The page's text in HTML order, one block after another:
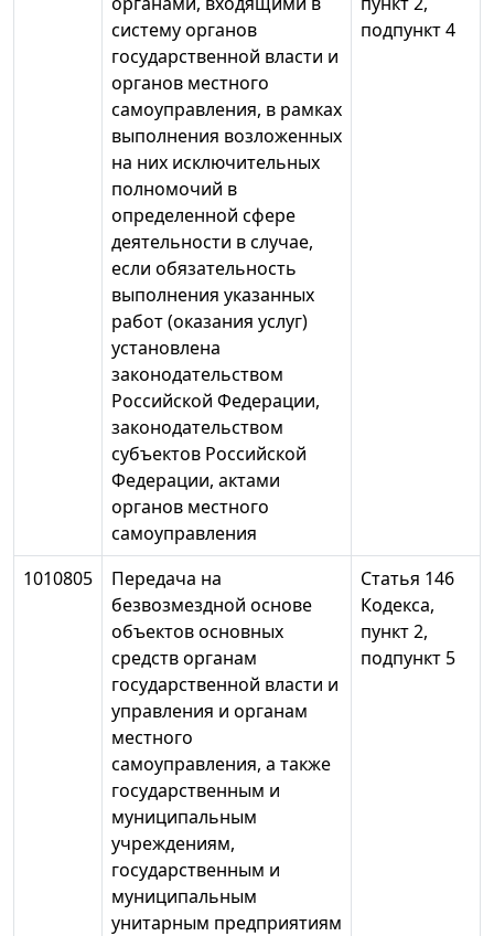
систему органов
государственной власти и
органов местного
самоуправления, в рамках
выполнения возложенных
на них исключительных
полномочий в
определенной сфере
деятельности в случае,
если обязательность
выполнения указанных
работ (оказания услуг)
установлена
законодательством
Российской Федерации,
законодательством
субъектов Российской
Федерации, актами
органов местного
самоуправления
подпункт 4
1010805
Передача на
безвозмездной основе
объектов основных
средств органам
государственной власти и
управления и органам
местного
самоуправления, а также
государственным и
муниципальным
учреждениям,
государственным и
муниципальным
унитарным предприятиям
Статья 146
Кодекса,
пункт 2,
подпункт 5